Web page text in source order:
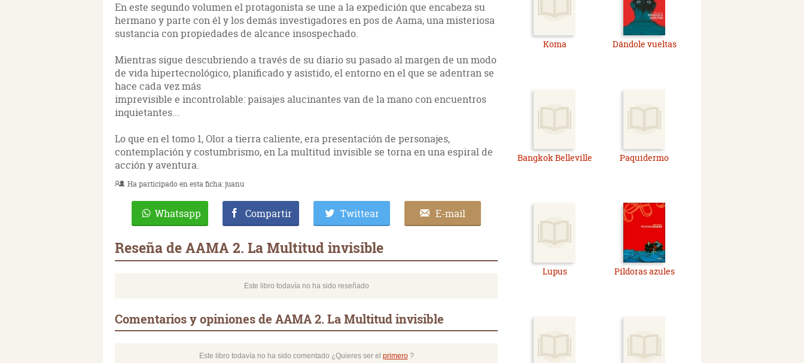
En este segundo volumen el protagonista se une a la expedición que encabeza su
hermano y parte con él y los demás investigadores en pos de Aama, una misteriosa
sustancia con propiedades de alcance insospechado.
Mientras sigue descubriendo a través de su diario su pasado al margen de un modo
de vida hipertecnológico, planificado y asistido, el entorno en el que se adentran se
hace cada vez más
imprevisible e incontrolable: paisajes alucinantes van de la mano con encuentros
inquietantes...
Lo que en el tomo 1, Olor a tierra caliente, era presentación de personajes,
contemplación y costumbrismo, en La multitud invisible se torna en una espiral de
acción y aventura.
Ha participado en esta ficha:juanu
Whatsapp Compartir Twittear E-mail
Reseña de AAMA 2. La Multitud invisible
Este libro todavía no ha sido reseñado
Comentarios y opiniones de AAMA 2. La Multitud invisible
Este libro todavía no ha sido comentado ¿Quieres ser el primero?
Koma Dándole vueltas
Bangkok Belleville Paquidermo
Lupus Píldoras azules